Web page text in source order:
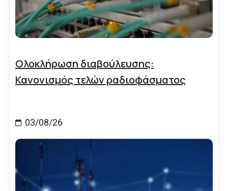
Ολοκλήρωση διαβούλευσης:
Κανονισμός τελών ραδιοφάσματος
03/08/26